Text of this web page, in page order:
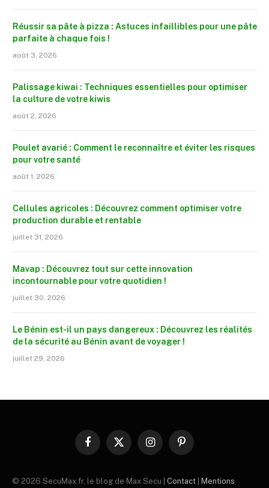
Réussir sa pâte à pizza : Astuces infaillibles pour une pâte
parfaite à chaque fois !
août 3, 2026
Palissage kiwai : Techniques essentielles pour optimiser
la culture de votre kiwis
août 2, 2026
Poulet avarié : Comment le reconnaître et éviter les risques
pour votre santé
août 1, 2026
Cellules agricoles : Découvrez comment optimiser votre
production durable et rentable
juillet 31, 2026
Mavap : Découvrez tout sur cette innovation
incontournable pour votre quotidien !
juillet 30, 2026
Le Bénin est-il un pays dangereux : Découvrez les réalités
de la sécurité au Bénin avant de voyager !
juillet 29, 2026
Facebook
X
InstagramPinterest
© 2026 SecuMax.fr, le blog de Max Secu | Contact Mentions